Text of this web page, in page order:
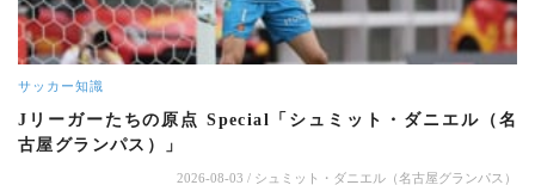
サッカー知識
Jリーガーたちの原点 Special「シュミット・ダニエル（名
古屋グランパス）」
2026-08-03 / シュミット・ダニエル（名古屋グランパス）